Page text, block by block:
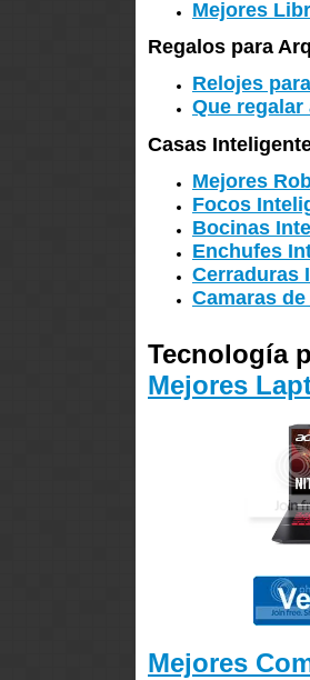
Mejores
Regalos para
Relojes
Que
Casas
Mejores
Focos
Bocinas
Enchufes
Cerraduras
Camaras
Tecnología
Mejores
Mejores